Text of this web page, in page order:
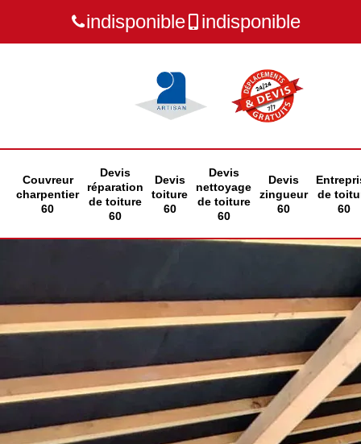
indisponible indisponible
Couvreur
charpentier
60
Devis
réparation
de toiture
60
Devis
toiture
60
Devis
nettoyage
de toiture
60
Devis
zingueur
60
de
60